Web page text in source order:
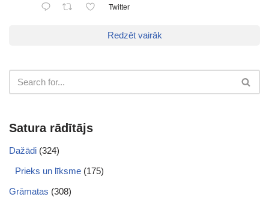
Twitter
Redzēt vairāk
Satura rādītājs
Dažādi (324)
Prieks un līksme (175)
Grāmatas (308)